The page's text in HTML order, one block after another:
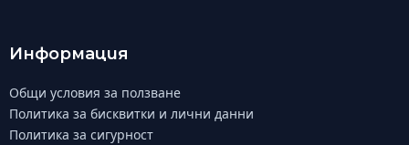
Информация
Общи условия за ползване
Политика за бисквитки и лични данни
Политика за сигурност